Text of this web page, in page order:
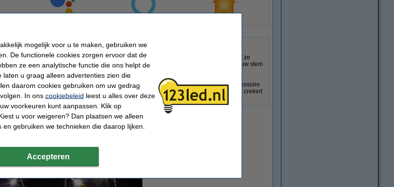
informatie over de Twinkly kerstverlichting
De producten van Twinkly kunnen daarnaast aan elkaar gekoppeld worden, zodat u ze
met uw Smart Home-systemen (Google Assistant of Amazon Alexa), zodat u het met uw stem
u bijvoorbeeld een kerstfeestje? Hiervoor is deTwinkly Music Donglegeschikt! Dit accessoire
de lampjes te synchroniseren met uw muziek. Zo 'danst' de verlichting op het geluid en creëert
mogelijk voor u te maken, gebruiken we
De functionele cookies zorgen ervoor dat de
ze een analytische functie die ons helpt de
u graag alleen advertenties zien die
daarom cookies gebruiken om uw gedrag
In ons cookiebeleid leest u alles over deze
voorkeuren kunt aanpassen. Klik op
u voor weigeren? Dan plaatsen we alleen
gebruiken we technieken die daarop lijken.
Accepteren